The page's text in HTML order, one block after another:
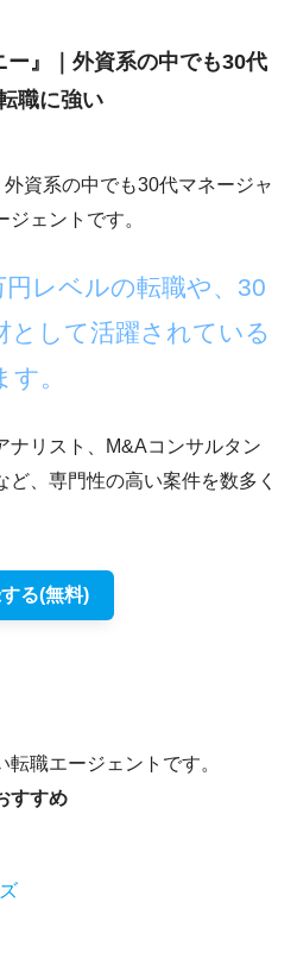
』｜外資系の中でも30代
職に強い
外資系の中でも30代マネージャ
ェントです。
レベルの転職や、30
として活躍されている
。
ナリスト、M&Aコンサルタン
ど、専門性の高い案件を数多く
る(無料)
職エージェントです。
すすめ